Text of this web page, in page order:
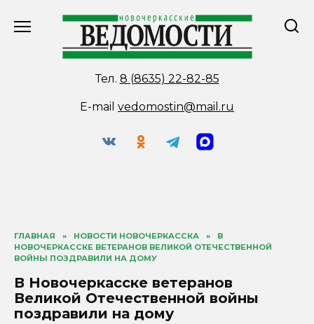
Тел. 8 (8635) 22-82-85
E-mail vedomostin@mail.ru
ГЛАВНАЯ » НОВОСТИ НОВОЧЕРКАССКА »
В
НОВОЧЕРКАССКЕ ВЕТЕРАНОВ ВЕЛИКОЙ ОТЕЧЕСТВЕННОЙ
ВОЙНЫ ПОЗДРАВИЛИ НА ДОМУ
В Новочеркасске ветеранов
Великой Отечественной войны
поздравили на дому